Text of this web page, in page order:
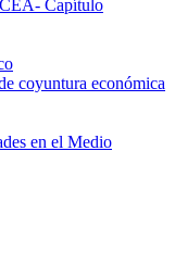
Capítulo
coyuntura económica
en el Medio